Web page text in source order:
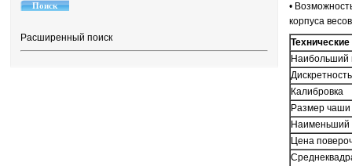
Расширенный поиск
•
корпуса
Технические
Наибольший
Калибровка
Размер
Наименьший
Цена